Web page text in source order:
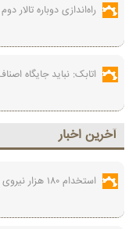
راه‌اندازی دوباره
اتابک: نباید جایگاه
آخرين اخبار
استخدام ۱۸۰ هزار نیروی جدید در آموزش‌ و پرورش